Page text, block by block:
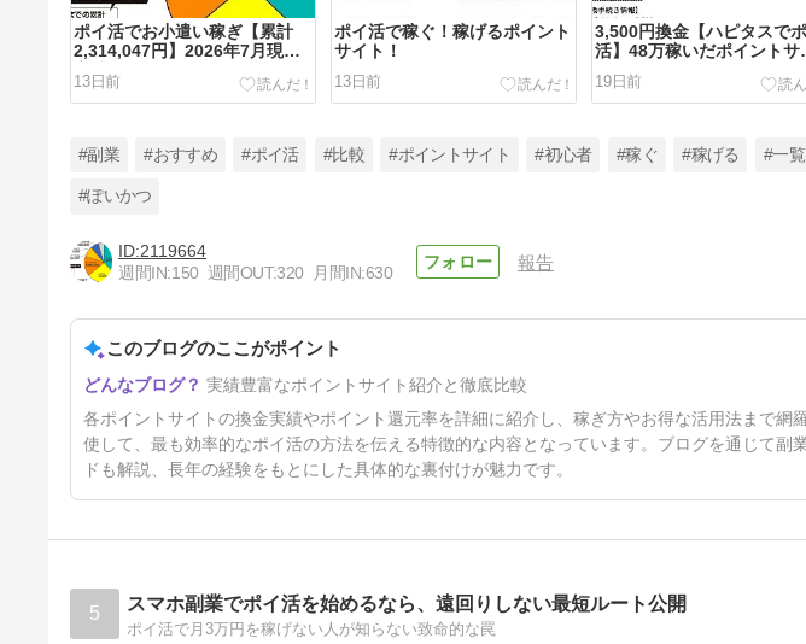
ポイ活でお小遣い稼ぎ【累計
2,314,047円】2026年7月現在
実績♪
13日前
ポイ活で稼ぐ！稼げるポイント
サイト！
13日前
3,500円換金【ハピタスで
活】48万稼いだポイントサ
19日前
1,000円換金【ちょびリッチで
ポイ活】稼げるポイント♪
#副業 #おすすめ #ポイ活 #比較 #ポイントサイト #初心者 #稼ぐ #稼げる #一覧
#ぽいかつ
2119664
週間IN:150 週間OUT:320 月間IN:630
報告
このブログのここがポイント
実績豊富なポイントサイト紹介と徹底比較
各ポイントサイトの換金実績やポイント還元率を詳細に紹介し、稼ぎ方やお得な活用法まで網
使して、最も効率的なポイ活の方法を伝える特徴的な内容となっています。ブログを通じて副
ドも解説、長年の経験をもとにした具体的な裏付けが魅力です。
5 スマホ副業でポイ活を始めるなら、遠回りしない最短ルート公開
ポイ活で月3万円を稼げない人が知らない致命的な罠